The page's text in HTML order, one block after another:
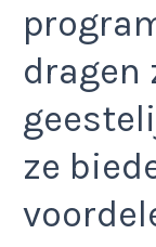
dragen
ze